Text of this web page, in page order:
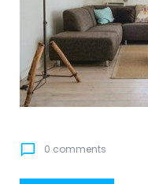
chat_bubble_outline 0 comments